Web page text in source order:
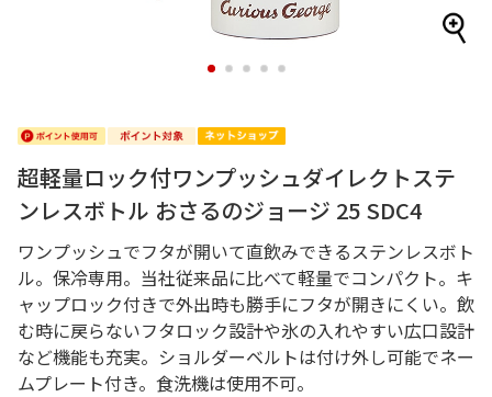
1 2 3 4 5
超軽量ロック付ワンプッシュダイレクトステ
ンレスボトル おさるのジョージ 25 SDC4
ワンプッシュでフタが開いて直飲みできるステンレスボト
ル。保冷専用。当社従来品に比べて軽量でコンパクト。キ
ャップロック付きで外出時も勝手にフタが開きにくい。飲
む時に戻らないフタロック設計や氷の入れやすい広口設計
など機能も充実。ショルダーベルトは付け外し可能でネー
ムプレート付き。食洗機は使用不可。